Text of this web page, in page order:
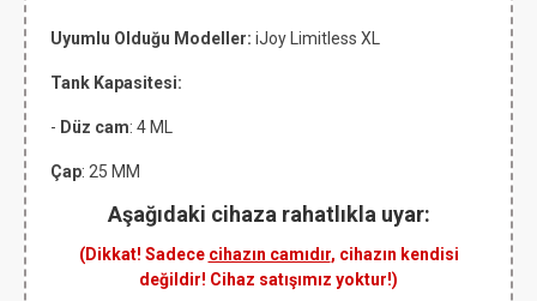
Uyumlu Olduğu Modeller: iJoy Limitless XL
Tank Kapasitesi:
- Düz cam: 4 ML
Çap: 25 MM
Aşağıdaki cihaza rahatlıkla uyar:
(Dikkat! Sadece cihazın camıdır, cihazın kendisi
değildir! Cihaz satışımız yoktur!)